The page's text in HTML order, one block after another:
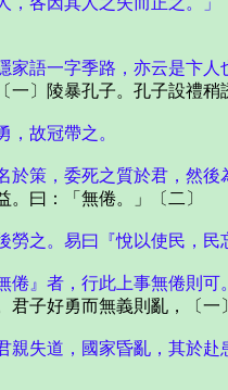
家語一字季路，亦云是卞人
陵暴孔子。孔子設禮稍
，故冠帶之。
策，委死之質於君，然後
曰：「無倦。」〔二〕
勞之。易曰『悅以使民，民
倦』者，行此上事無倦則可
好勇而無義則亂，〔一
親失道，國家昏亂，其於